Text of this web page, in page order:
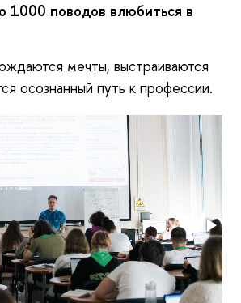
1000 поводов влюбиться в
мечты, выстраиваются
осознанный путь к профессии.